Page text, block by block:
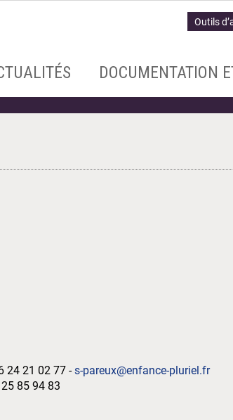
Outils
DOCUMENTATION
24 21 02 77 -s-pareux@enfance-pluriel.fr
85 94 83